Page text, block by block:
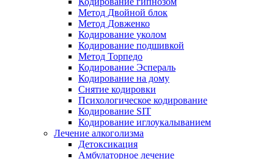
Метод Двойной блок
Метод Довженко
Кодирование уколом
Кодирование подшивкой
Метод Торпедо
Кодирование Эспераль
Кодирование на дому
Снятие кодировки
Психологическое кодирование
Кодирование SIT
Кодирование иглоукалыванием
Лечение алкоголизма
Детоксикация
Амбулаторное лечение